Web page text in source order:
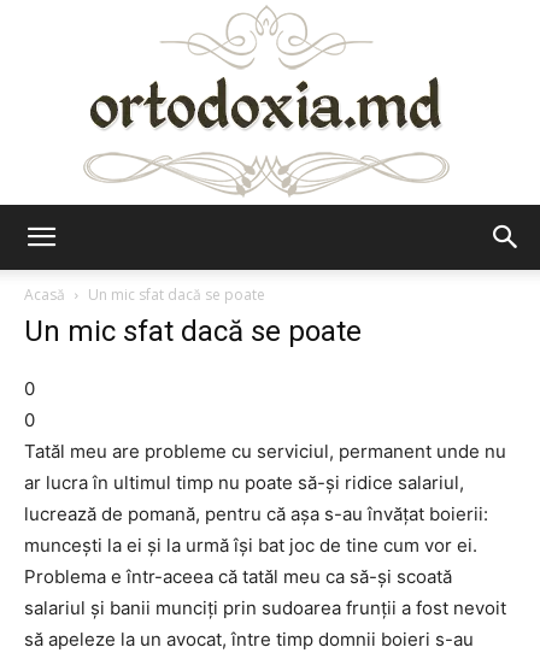
Acasă
Un mic sfat dacă se poate
Un mic sfat dacă se poate
0
0
Tatăl meu are probleme cu serviciul, permanent unde nu
ar lucra în ultimul timp nu poate să-și ridice salariul,
lucrează de pomană, pentru că așa s-au învățat boierii:
muncești la ei și la urmă își bat joc de tine cum vor ei.
Problema e într-aceea că tatăl meu ca să-și scoată
salariul și banii munciți prin sudoarea frunții a fost nevoit
să apeleze la un avocat, între timp domnii boieri s-au